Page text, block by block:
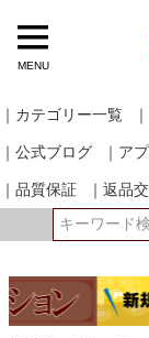
MENU
｜カテゴリー一覧
｜公式ブログ ｜ア
｜品質保証 ｜返品